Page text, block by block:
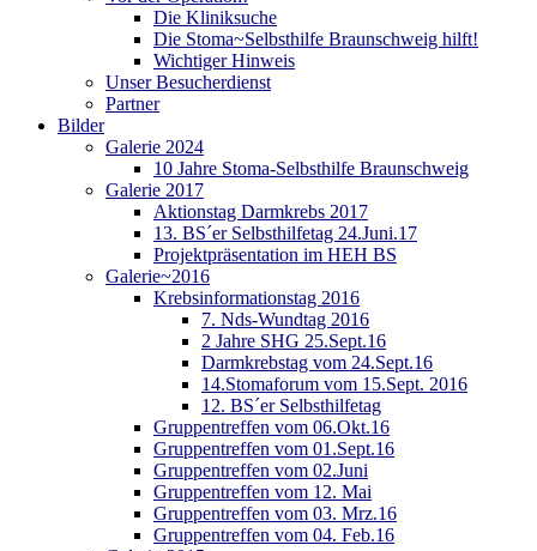
Die Kliniksuche
Die Stoma~Selbsthilfe Braunschweig hilft!
Wichtiger Hinweis
Unser Besucherdienst
Partner
Bilder
Galerie 2024
10 Jahre Stoma-Selbsthilfe Braunschweig
Galerie 2017
Aktionstag Darmkrebs 2017
13. BS´er Selbsthilfetag 24.Juni.17
Projektpräsentation im HEH BS
Galerie~2016
Krebsinformationstag 2016
7. Nds-Wundtag 2016
2 Jahre SHG 25.Sept.16
Darmkrebstag vom 24.Sept.16
14.Stomaforum vom 15.Sept. 2016
12. BS´er Selbsthilfetag
Gruppentreffen vom 06.Okt.16
Gruppentreffen vom 01.Sept.16
Gruppentreffen vom 02.Juni
Gruppentreffen vom 12. Mai
Gruppentreffen vom 03. Mrz.16
Gruppentreffen vom 04. Feb.16